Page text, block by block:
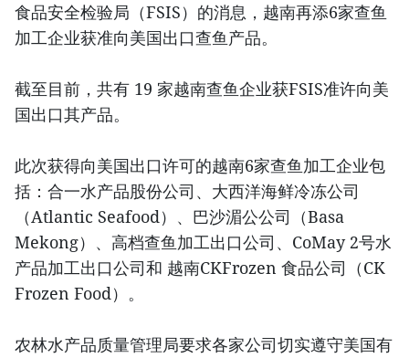
食品安全检验局（FSIS）的消息，越南再添6家查鱼
加工企业获准向美国出口查鱼产品。
截至目前，共有 19 家越南查鱼企业获FSIS准许向美
国出口其产品。
此次获得向美国出口许可的越南6家查鱼加工企业包
括：合一水产品股份公司、大西洋海鲜冷冻公司
（Atlantic Seafood）、巴沙湄公公司（Basa
Mekong）、高档查鱼加工出口公司、CoMay 2号水
产品加工出口公司和 越南CKFrozen 食品公司（CK
Frozen Food）。
农林水产品质量管理局要求各家公司切实遵守美国有